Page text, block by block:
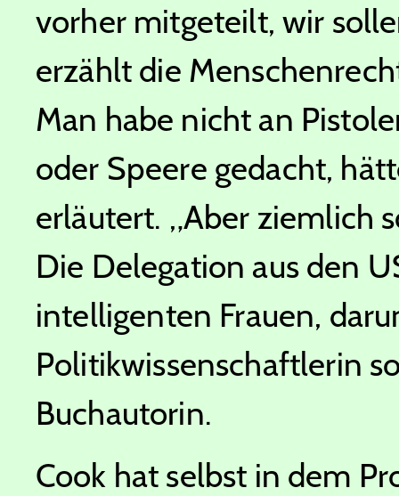
vorher mitgeteilt, wir
erzählt die
Man habe nicht an
oder Speere gedacht,
erläutert. „Aber ziemlich
Die Delegation aus den
intelligenten Frauen,
Politikwissenschaftlerin
Buchautorin.
Cook hat selbst in dem